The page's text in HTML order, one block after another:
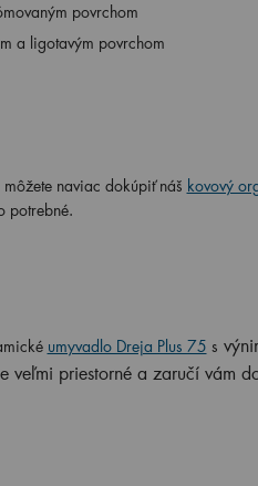
povrchom
a ligotavým povrchom
naviac dokúpiť náš kovový
potrebné.
umyvadlo Dreja Plus 75 s
veľmi priestorné a zaručí vám